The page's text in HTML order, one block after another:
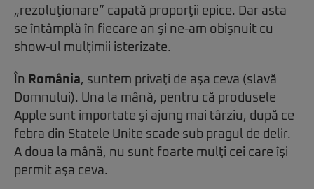
„rezoluţionare” capată proporţii epice. Dar asta
se întâmplă în fiecare an şi ne-am obişnuit cu
show-ul mulţimii isterizate.
În România, suntem privaţi de aşa ceva (slavă
Domnului). Una la mână, pentru că produsele
Apple sunt importate şi ajung mai târziu, după ce
febra din Statele Unite scade sub pragul de delir.
A doua la mână, nu sunt foarte mulţi cei care îşi
permit aşa ceva.